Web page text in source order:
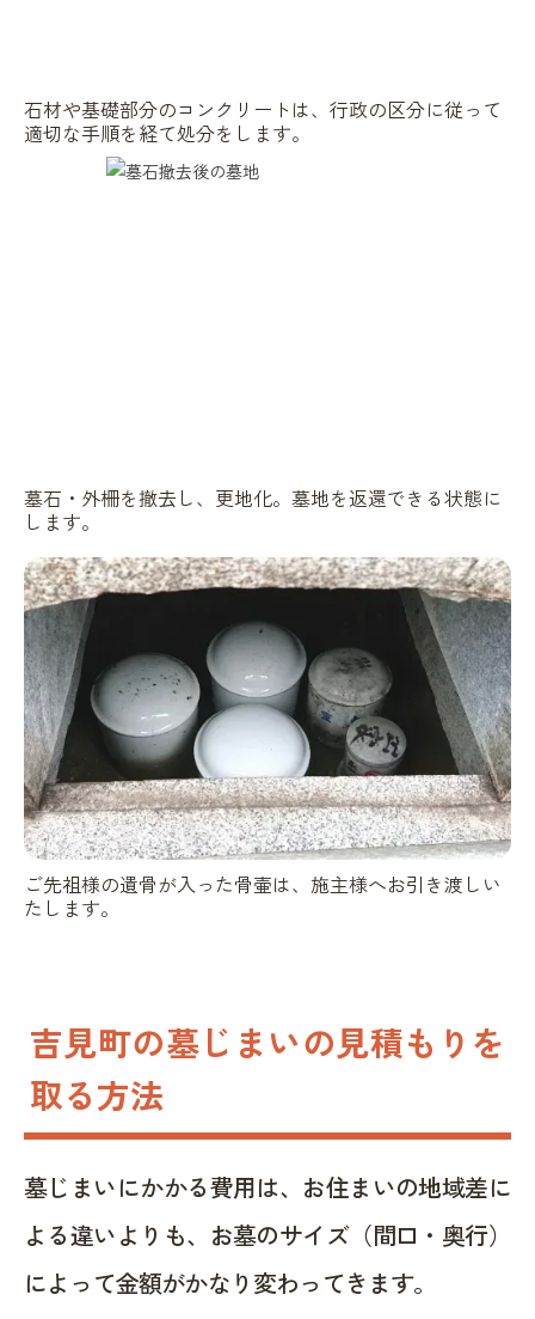
石材や基礎部分のコンクリートは、行政の区分に従って
適切な手順を経て処分をします。
墓石・外柵を撤去し、更地化。墓地を返還できる状態に
します。
ご先祖様の遺骨が入った骨壷は、施主様へお引き渡しい
たします。
吉見町の墓じまいの見積もりを
取る方法
墓じまいにかかる費用は、お住まいの地域差に
よる違いよりも、お墓のサイズ（間口・奥行）
によって金額がかなり変わってきます。